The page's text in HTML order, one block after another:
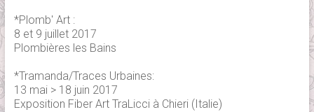
*Plomb' Art :
8 et 9 juillet 2017
Plombières les Bains
*Tramanda/Traces Urbaines:
13 mai > 18 juin 2017
Exposition Fiber Art TraLicci à Chieri (Italie)